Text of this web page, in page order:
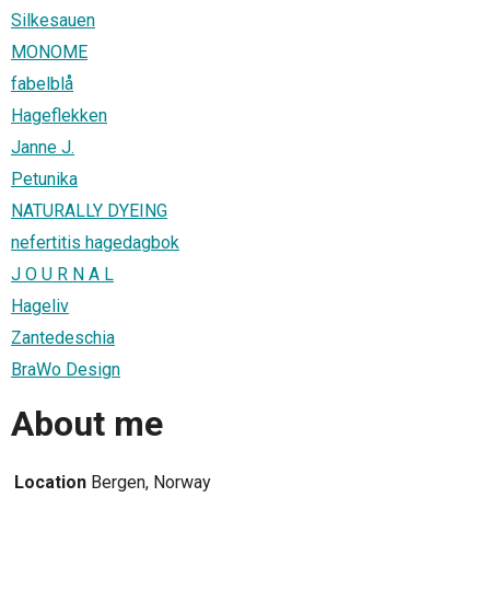
Silkesauen
MONOME
fabelblå
Hageflekken
Janne J.
Petunika
NATURALLY DYEING
nefertitis hagedagbok
J O U R N A L
Hageliv
Zantedeschia
BraWo Design
About me
Location Bergen, Norway